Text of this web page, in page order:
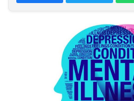
Dinamikapost.com